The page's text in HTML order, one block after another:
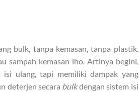
bulk, tanpa kemasan, tanpa plastik.
sampah kemasan lho. Artinya begini,
ulang, tapi memiliki dampak yang
deterjen secara bulkdengan sistem isi